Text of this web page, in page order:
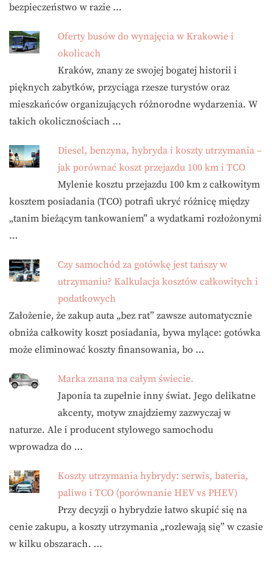
bezpieczeństwo w razie …
Oferty busów do wynajęcia w Krakowie i
okolicach
Kraków, znany ze swojej bogatej historii i
pięknych zabytków, przyciąga rzesze turystów oraz
mieszkańców organizujących różnorodne wydarzenia. W
takich okolicznościach …
Diesel, benzyna, hybryda i koszty utrzymania –
jak porównać koszt przejazdu 100 km i TCO
Mylenie kosztu przejazdu 100 km z całkowitym
kosztem posiadania (TCO) potrafi ukryć różnicę między
„tanim bieżącym tankowaniem” a wydatkami rozłożonymi
…
Czy samochód za gotówkę jest tańszy w
utrzymaniu? Kalkulacja kosztów całkowitych i
podatkowych
Założenie, że zakup auta „bez rat” zawsze automatycznie
obniża całkowity koszt posiadania, bywa mylące: gotówka
może eliminować koszty finansowania, bo …
Marka znana na całym świecie.
Japonia ta zupełnie inny świat. Jego delikatne
akcenty, motyw znajdziemy zazwyczaj w
naturze. Ale i producent stylowego samochodu
wprowadza do …
Koszty utrzymania hybrydy: serwis, bateria,
paliwo i TCO (porównanie HEV vs PHEV)
Przy decyzji o hybrydzie łatwo skupić się na
cenie zakupu, a koszty utrzymania „rozlewają się” w czasie
w kilku obszarach. …